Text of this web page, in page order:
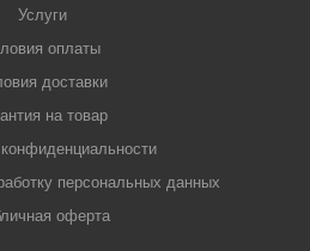
Услуги
оплаты
доставки
на товар
персональных данных
оферта